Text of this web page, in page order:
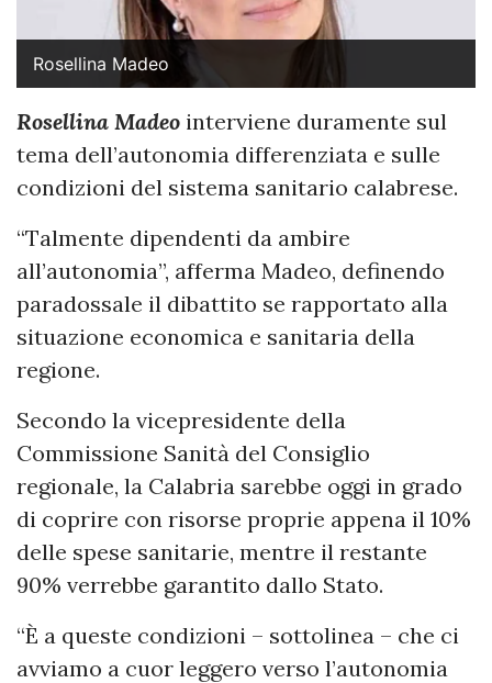
Rosellina Madeo
Rosellina Madeo interviene duramente sul
tema dell’autonomia differenziata e sulle
condizioni del sistema sanitario calabrese.
“Talmente dipendenti da ambire
all’autonomia”, afferma Madeo, definendo
paradossale il dibattito se rapportato alla
situazione economica e sanitaria della
regione.
Secondo la vicepresidente della
Commissione Sanità del Consiglio
regionale, la Calabria sarebbe oggi in grado
di coprire con risorse proprie appena il 10%
delle spese sanitarie, mentre il restante
90% verrebbe garantito dallo Stato.
“È a queste condizioni – sottolinea – che ci
avviamo a cuor leggero verso l’autonomia